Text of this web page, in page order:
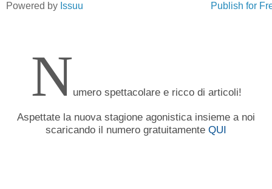
Powered by Issuu Publish for
Numero spettacolare e ricco di articoli!
Aspettate la nuova stagione agonistica insieme a noi
scaricando il numero gratuitamente QUI